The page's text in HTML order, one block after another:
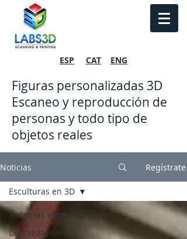
ESP CAT ENG
Figuras personalizadas 3D
Escaneo y reproducción de
personas y todo tipo de
objetos reales
Noticias Regístrate
Todas las entradas
Digitalización
Esculturas en 3D